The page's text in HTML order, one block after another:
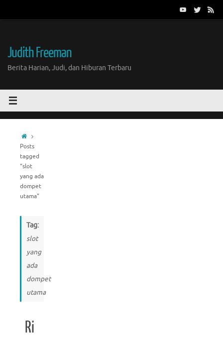
Judith Freeman
Berita Harian, Judi, dan Hiburan Terbaru
Home
Posts
tagged
"slot
yang ada
dompet
utama"
Tag:
slot
yang
ada
dompet
utama
Ri